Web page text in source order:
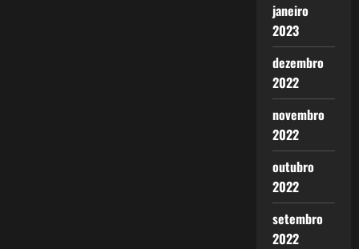
janeiro
2023
dezembro
2022
novembro
2022
outubro
2022
setembro
2022